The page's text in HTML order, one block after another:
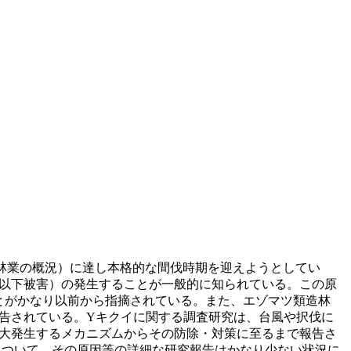
の概況）に達し本格的な間伐時期を迎えようとしてい
下被害）の発生することが一般的に知られている。この原
かなり以前から指摘されている。また、エゾマツ類造林
されている。Yキクイに関する調査研究は、台風や択伐に
生するメカニズムからその防除・対策に至るまで報告さ